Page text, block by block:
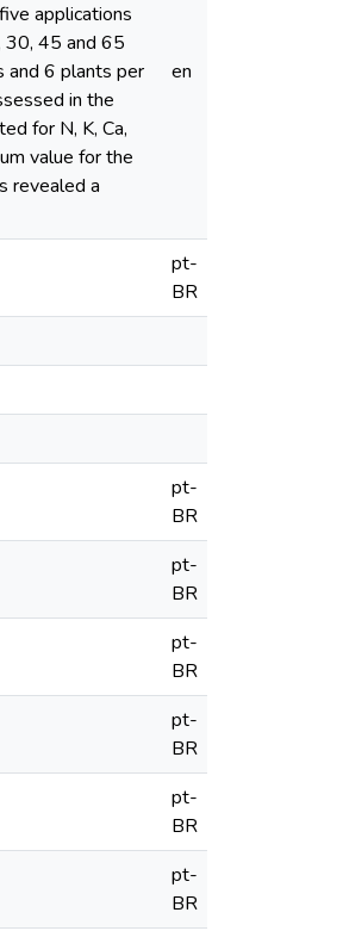
applications
30, 45 and 65
and 6 plants per
in the
for N, K, Ca,
value for the
revealed a
en
pt-
BR
pt-
BR
pt-
BR
pt-
BR
pt-
BR
pt-
BR
pt-
BR